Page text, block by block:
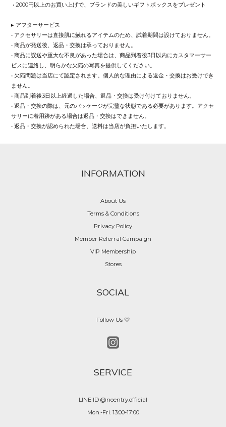
• 2000円以上のお買い上げで、ブランドの美しいギフトボックスをプレゼント
▸ アフターサービス
• アクセサリーは直接肌に触れるアイテムのため、試着期間は設けておりません。
• 商品が発送後、返品・交換は承っておりません。
• 商品に誤送や重大な不良があった場合は、商品到着後3日以内にカスタマーサー
ビスに連絡し、明らかな欠陥の写真を提供してください。
• 欠陥問題は当店にて認定されます。個人的な理由による返金・交換はお受けでき
ません。
• 商品到着後3日以上経過した場合、返品・交換は受け付けておりません。
• 返品・交換の際は、元のパッケージが完璧な状態である必要があります。アクセ
サリーに着用跡がある場合は返品・交換はできません。
• 返品・交換が認められた場合、送料は当店が負担いたします。
INFORMATION
About Us
Terms & Conditions
Privacy Policy
Member Referral Campaign
VIP Membership
Stores
SOCIAL
Follow Us ♡
SERVICE
LINE ID @noentry.official
Mon.-Fri. 13:00-17:00